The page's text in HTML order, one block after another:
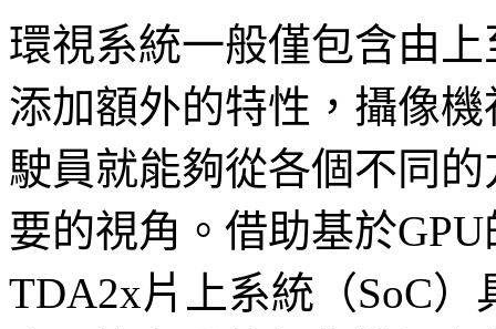
環視系統一般僅包含由
添加額外的特性，攝像
駛員就能夠從各個不同
要的視角。借助基於
TDA2x片上系統（SoC）